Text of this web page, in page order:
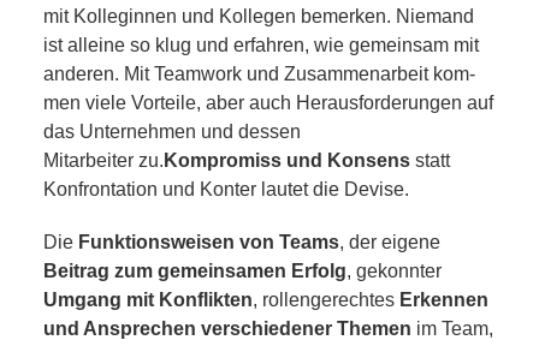
mit Kolleginnen und Kollegen bemer­ken. Niemand
ist allei­ne so klug und erfah­ren, wie gemein­sam mit
ande­ren. Mit Teamwork und Zusammenarbeit kom­
men vie­le Vorteile, aber auch Herausforderungen auf
das Unternehmen und des­sen
Mitarbeiter zu. Kompromiss und Konsensstatt
Konfrontation und Konter lau­tet die Devise.
Die Funktionsweisen von Teams, der eige­ne
Beitrag zum gemein­sa­men Erfolg, gekonn­ter
Umgang mit Konflikten, rol­len­ge­rech­tes Erkennen
und Ansprechen ver­schie­de­ner Themen im Team,